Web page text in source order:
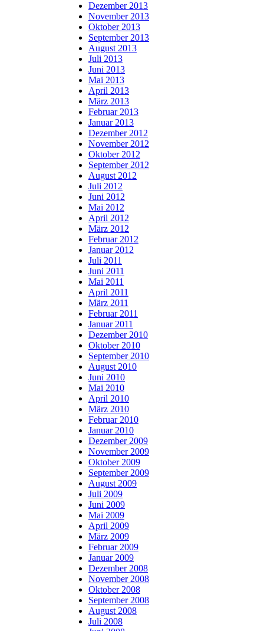
Dezember 2013
November 2013
Oktober 2013
September 2013
August 2013
Juli 2013
Juni 2013
Mai 2013
April 2013
März 2013
Februar 2013
Januar 2013
Dezember 2012
November 2012
Oktober 2012
September 2012
August 2012
Juli 2012
Juni 2012
Mai 2012
April 2012
März 2012
Februar 2012
Januar 2012
Juli 2011
Juni 2011
Mai 2011
April 2011
März 2011
Februar 2011
Januar 2011
Dezember 2010
Oktober 2010
September 2010
August 2010
Juni 2010
Mai 2010
April 2010
März 2010
Februar 2010
Januar 2010
Dezember 2009
November 2009
Oktober 2009
September 2009
August 2009
Juli 2009
Juni 2009
Mai 2009
April 2009
März 2009
Februar 2009
Januar 2009
Dezember 2008
November 2008
Oktober 2008
September 2008
August 2008
Juli 2008